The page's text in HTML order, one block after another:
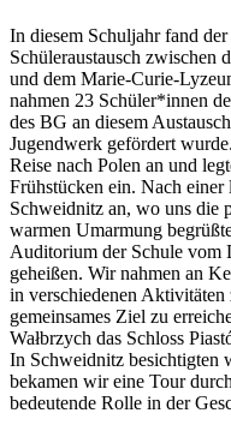
In diesem Schuljahr fand
Schüleraustausch zwischen
und dem Marie-Curie-
nahmen 23 Schüler*innen
des BG an diesem
Jugendwerk gefördert
Reise nach Polen an und
Frühstücken ein. Nach
Schweidnitz an, wo uns die
warmen Umarmung
Auditorium der Schule vom
geheißen. Wir nahmen an
in verschiedenen Aktivitäten
gemeinsames Ziel zu
Wałbrzych das Schloss
In Schweidnitz besichtigten
bekamen wir eine Tour
bedeutende Rolle in der